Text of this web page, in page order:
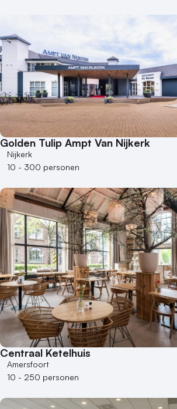
Golden Tulip Ampt Van Nijkerk
Nijkerk
10 - 300 personen
Centraal Ketelhuis
Amersfoort
10 - 250 personen